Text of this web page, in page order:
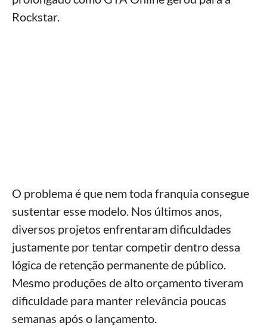
Rockstar.
O problema é que nem toda franquia consegue
sustentar esse modelo. Nos últimos anos,
diversos projetos enfrentaram dificuldades
justamente por tentar competir dentro dessa
lógica de retenção permanente de público.
Mesmo produções de alto orçamento tiveram
dificuldade para manter relevância poucas
semanas após o lançamento.